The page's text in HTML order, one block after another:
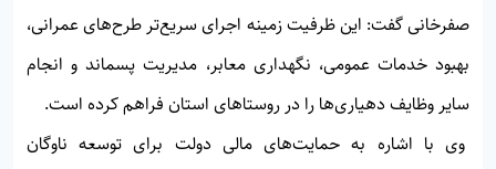
صفرخانی گفت: این ظرفیت زمینه اجرای سریع‌تر طرح‌های عمرانی،
بهبود خدمات عمومی، نگهداری معابر، مدیریت پسماند و انجام
سایر وظایف دهیاری‌ها را در روستاهای استان فراهم کرده است.
وی با اشاره به حمایت‌های مالی دولت برای توسعه ناوگان